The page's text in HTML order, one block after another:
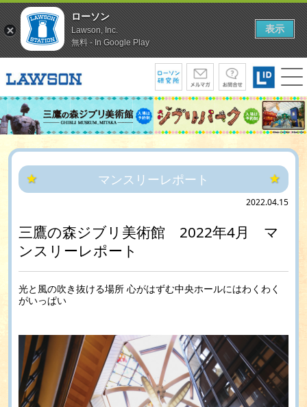
マンスリーレポート
2022.04.15
三鷹の森ジブリ美術館 2022年4月 マ
ンスリーレポート
光と風の吹き抜ける場所 心がはずむ中央ホールにはわくわく
がいっぱい
ローソン
Lawson, Inc.
無料 - In Google Play
表示